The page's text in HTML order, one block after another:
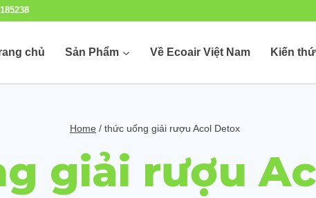
chủ Sản Phẩm Về Ecoair Việt Nam Kiến
Home / thức uống giải rượu Acol Detox
giải rượu